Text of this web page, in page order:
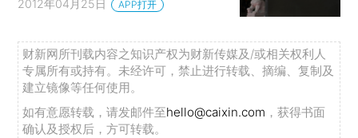
2012年04月25日 APP打开
财新网所刊载内容之知识产权为财新传媒及/或相关权利人
专属所有或持有。未经许可，禁止进行转载、摘编、复制及
建立镜像等任何使用。
如有意愿转载，请发邮件至hello@caixin.com ，获得书面
确认及授权后，方可转载。